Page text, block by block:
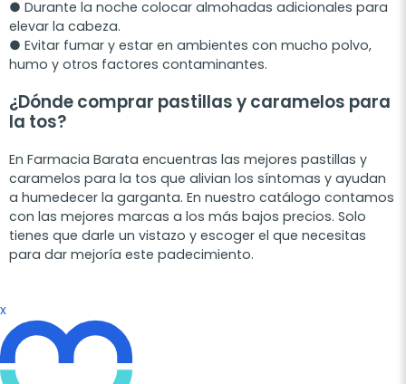
● Durante la noche colocar almohadas adicionales para
elevar la cabeza.
● Evitar fumar y estar en ambientes con mucho polvo,
humo y otros factores contaminantes.
¿Dónde comprar pastillas y caramelos para
la tos?
En Farmacia Barata encuentras las mejores pastillas y
caramelos para la tos que alivian los síntomas y ayudan
a humedecer la garganta. En nuestro catálogo contamos
con las mejores marcas a los más bajos precios. Solo
tienes que darle un vistazo y escoger el que necesitas
para dar mejoría este padecimiento.
x